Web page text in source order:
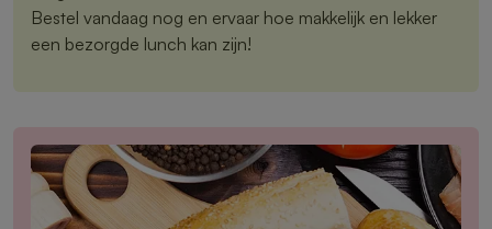
Bestel vandaag nog en ervaar hoe makkelijk en lekker
een bezorgde lunch kan zijn!